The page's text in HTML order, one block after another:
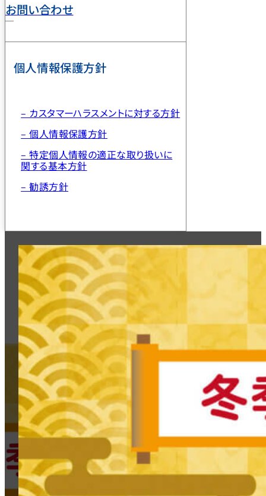
お問い合わせ
個人情報保護方針
– カスタマーハラスメントに対する方針
– 個人情報保護方針
– 特定個人情報の適正な取り扱いに
関する基本方針
– 勧誘方針